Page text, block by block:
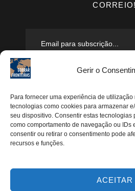
Gerir o
Para fornecer uma experiência de
tecnologias como cookies para armazenar
seu dispositivo. Consentir estas tecnologias
como comportamento de navegação ou IDs
consentir ou retirar o consentimento pode
recursos e funções.
ACEITAR
CORREIO!
email, segundo a vossa Política
modo a que posteriormente
periodicamente.